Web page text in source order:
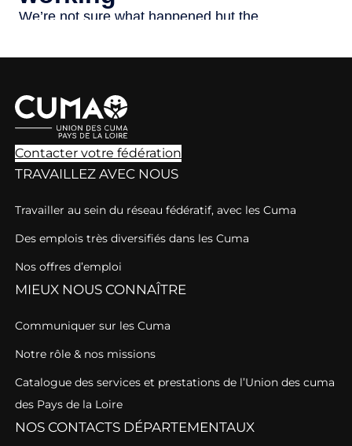
Contacter votre fédération
TRAVAILLEZ AVEC NOUS
Travailler au sein du réseau fédératif, avec les Cuma
Des emplois très diversifiés dans les Cuma
Nos offres d’emploi
MIEUX NOUS CONNAÎTRE
Communiquer sur les Cuma
Notre rôle & nos missions
Catalogue des services et prestations de l’Union des cuma
des Pays de la Loire
NOS CONTACTS DÉPARTEMENTAUX